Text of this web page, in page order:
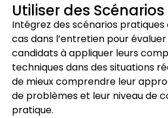
Utiliser des
Intégrez des scénarios pratiques
cas dans l’entretien pour
candidats à appliquer leurs
techniques dans des situations
de mieux comprendre leur
de problèmes et leur niveau de
pratique.